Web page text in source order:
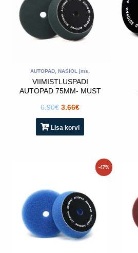
AUTOPAD, NASIOL jms.
VIIMISTLUSPADI
AUTOPAD 75MM- MUST
6.90€ 3.66€
Lisa korvi
-47%
6.90€.
Praegune
3.66€.